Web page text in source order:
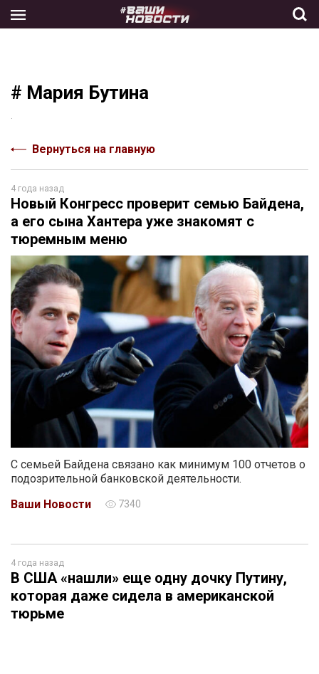
the
# Мария Бутина
Вернуться на главную
4 года назад
Новый Конгресс проверит семью Байдена,
а его сына Хантера уже знакомят с
тюремным меню
С семьей Байдена связано как минимум 100 отчетов о
подозрительной банковской деятельности.
Ваши Новости
7340
4 года назад
В США «нашли» еще одну дочку Путину,
которая даже сидела в американской
тюрьме